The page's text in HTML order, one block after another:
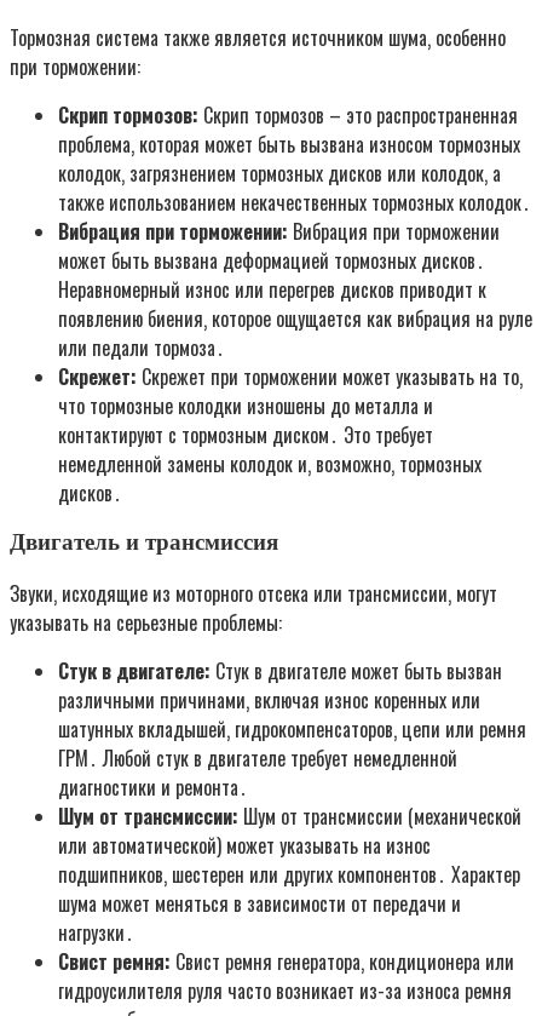
Тормозная система также является источником шума‚ особенно
при торможении:
Скрип тормозов: Скрип тормозов – это распространенная
проблема‚ которая может быть вызвана износом тормозных
колодок‚ загрязнением тормозных дисков или колодок‚ а
также использованием некачественных тормозных колодок․
Вибрация при торможении: Вибрация при торможении
может быть вызвана деформацией тормозных дисков․
Неравномерный износ или перегрев дисков приводит к
появлению биения‚ которое ощущается как вибрация на руле
или педали тормоза․
Скрежет: Скрежет при торможении может указывать на то‚
что тормозные колодки изношены до металла и
контактируют с тормозным диском․ Это требует
немедленной замены колодок и‚ возможно‚ тормозных
дисков․
Двигатель и трансмиссия
Звуки‚ исходящие из моторного отсека или трансмиссии‚ могут
указывать на серьезные проблемы:
Стук в двигателе: Стук в двигателе может быть вызван
различными причинами‚ включая износ коренных или
шатунных вкладышей‚ гидрокомпенсаторов‚ цепи или ремня
ГРМ․ Любой стук в двигателе требует немедленной
диагностики и ремонта․
Шум от трансмиссии: Шум от трансмиссии (механической
или автоматической) может указывать на износ
подшипников‚ шестерен или других компонентов․ Характер
шума может меняться в зависимости от передачи и
нагрузки․
Свист ремня: Свист ремня генератора‚ кондиционера или
гидроусилителя руля часто возникает из-за износа ремня